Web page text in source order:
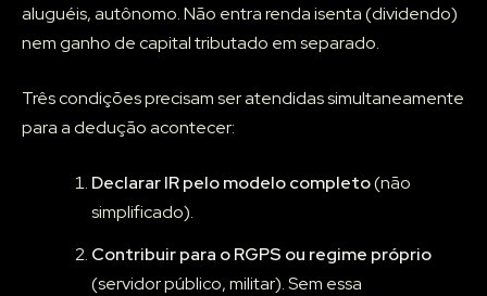
aluguéis, autônomo. Não entra renda isenta (dividendo)
nem ganho de capital tributado em separado.
Três condições precisam ser atendidas simultaneamente
para a dedução acontecer:
Declarar IR pelo modelo completo(não
simplificado).
Contribuir para o RGPS ou regime próprio
(servidor público, militar). Sem essa